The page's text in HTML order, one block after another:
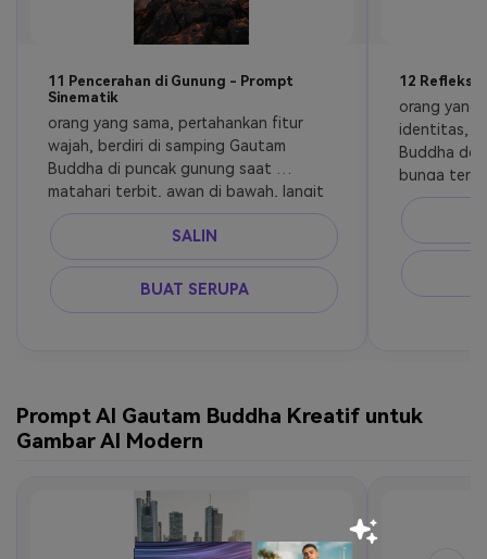
11 Pencerahan di Gunung - Prompt
Sinematik
orang yang sama, pertahankan fitur
wajah, berdiri di samping Gautam
Buddha di puncak gunung saat
matahari terbit, awan di bawah, langit
bercahaya, ekspresi damai,
pengambilan gambar lebar sinematik,
ultra realistis
SALIN
BUAT SERUPA
12 Refleksi
orang yang
identitas,
Buddha
bunga
pagi
Prompt AI Gautam Buddha Kreatif untuk
Gambar AI Modern